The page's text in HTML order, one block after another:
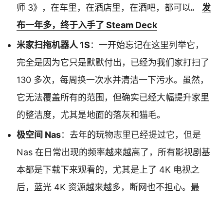
师 3》，在车里，在酒店里，在酒吧，都可以。 发
布一年多，终于入手了 Steam Deck
米家扫拖机器人 1S：一开始忘记在这里列举它，
完全是因为它只是默默付出，已经为我们家打扫了
130 多次，每周换一次水并清洁一下污水。虽然，
它无法覆盖所有的范围，但确实已经大幅提升家里
的整洁度，尤其是地面的落灰和猫毛。
极空间 Nas：去年的玩物志里已经提过它，但是
Nas 在日常出现的频率越来越高了，所有影视剧基
本都是下载下来观看的，尤其是上了 4K 电视之
后，蓝光 4K 资源越来越多，断网也不担心。最